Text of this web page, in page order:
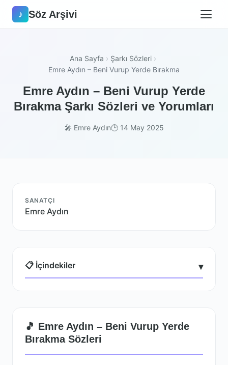
♪ Söz Arşivi
Ana Sayfa › Şarkı Sözleri ›
Emre Aydın – Beni Vurup Yerde Bırakma
Emre Aydın – Beni Vurup Yerde
Bırakma Şarkı Sözleri ve Yorumları
🎤 Emre Aydın🕒 14 May 2025
SANATÇI
Emre Aydın
📋 İçindekiler ▾
🎵 Emre Aydın – Beni Vurup Yerde
Bırakma Sözleri